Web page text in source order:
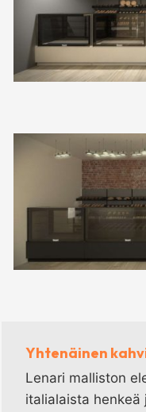
Yhtenäinen
Lenari malliston
italialaista henkeä